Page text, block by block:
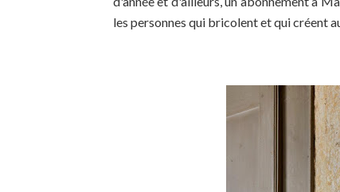
les personnes qui bricolent et qui créent